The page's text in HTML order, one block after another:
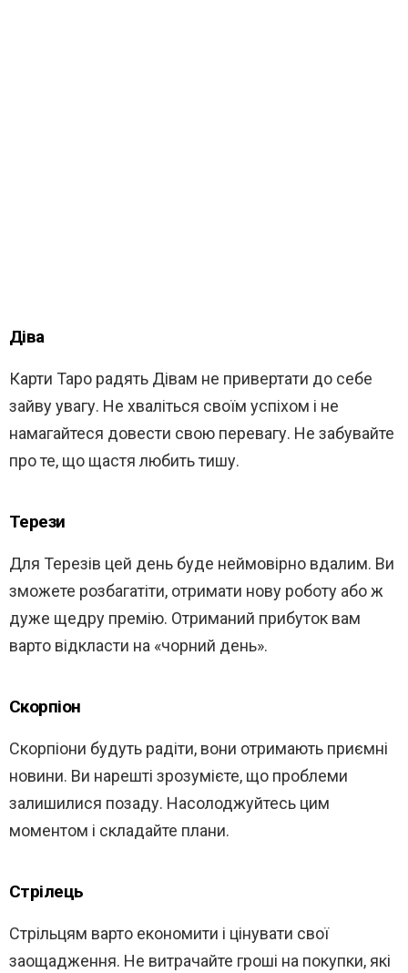
Діва
Карти Таро радять Дівам не привертати до себе
зайву увагу. Не хваліться своїм успіхом і не
намагайтеся довести свою перевагу. Не забувайте
про те, що щастя любить тишу.
Терези
Для Терезів цей день буде неймовірно вдалим. Ви
зможете розбагатіти, отримати нову роботу або ж
дуже щедру премію. Отриманий прибуток вам
варто відкласти на «чорний день».
Скорпіон
Скорпіони будуть радіти, вони отримають приємні
новини. Ви нарешті зрозумієте, що проблеми
залишилися позаду. Насолоджуйтесь цим
моментом і складайте плани.
Стрілець
Стрільцям варто економити і цінувати свої
заощадження. Не витрачайте гроші на покупки, які